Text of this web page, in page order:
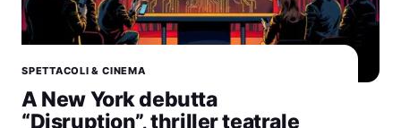
SPETTACOLI & CINEMA
A New York debutta
“Disruption”, thriller teatrale